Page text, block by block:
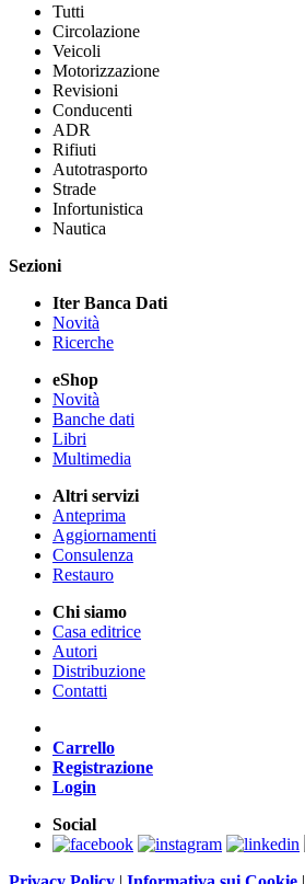
Tutti
Circolazione
Veicoli
Motorizzazione
Revisioni
Conducenti
ADR
Rifiuti
Autotrasporto
Strade
Infortunistica
Nautica
Sezioni
Iter Banca Dati
Novità
Ricerche
eShop
Novità
Banche dati
Libri
Multimedia
Altri servizi
Anteprima
Aggiornamenti
Consulenza
Restauro
Chi siamo
Casa editrice
Autori
Distribuzione
Contatti
Carrello
Registrazione
Login
Social